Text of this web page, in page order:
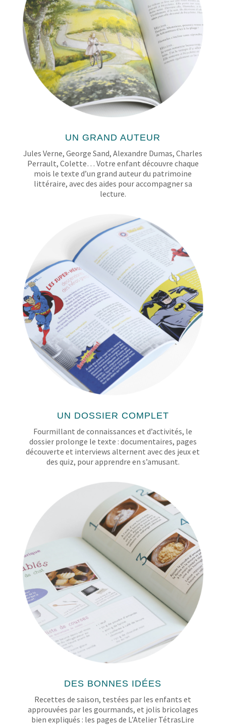
UN GRAND AUTEUR
Jules Verne, George Sand, Alexandre Dumas, Charles
Perrault, Colette… Votre enfant découvre chaque
mois le texte d’un grand auteur du patrimoine
littéraire, avec des aides pour accompagner sa
lecture.
UN DOSSIER COMPLET
Fourmillant de connaissances et d’activités, le
dossier prolonge le texte : documentaires, pages
découverte et interviews alternent avec des jeux et
des quiz, pour apprendre en s’amusant.
DES BONNES IDÉES
Recettes de saison, testées par les enfants et
approuvées par les gourmands, et jolis bricolages
bien expliqués : les pages de L’Atelier TétrasLire